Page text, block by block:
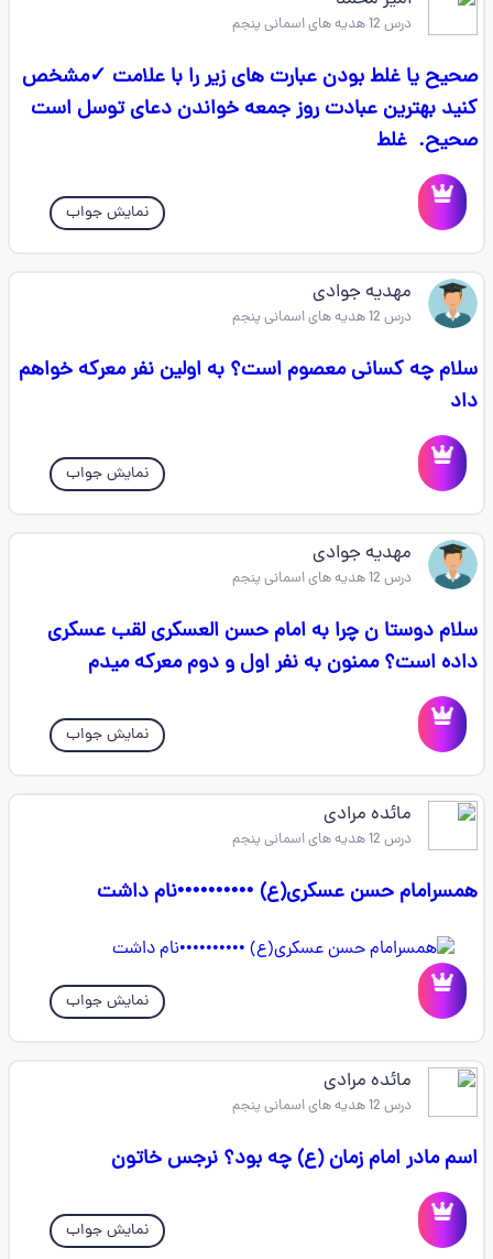
درس 12 هدیه های اسمانی پنجم
صحیح یا غلط بودن عبارت های زیر را با علامت ✓مشخص
کنید بهترین عبادت روز جمعه خواندن دعای توسل است
صحیح. ‌ غلط
نمایش جواب
مهدیه جوادی
درس 12 هدیه های اسمانی پنجم
سلام چه کسانی معصوم است؟ به اولین نفر معرکه خواهم
داد
نمایش جواب
مهدیه جوادی
درس 12 هدیه های اسمانی پنجم
سلام دوستا ن چرا به امام حسن العسکری لقب عسکری
داده است؟ ممنون به نفر اول و دوم معرکه میدم
نمایش جواب
مائده مرادی
درس 12 هدیه های اسمانی پنجم
همسرامام حسن عسکری(ع) ••••••••••نام داشت
نمایش جواب
مائده مرادی
درس 12 هدیه های اسمانی پنجم
اسم مادر امام زمان (ع) چه بود؟ نرجس خاتون
نمایش جواب